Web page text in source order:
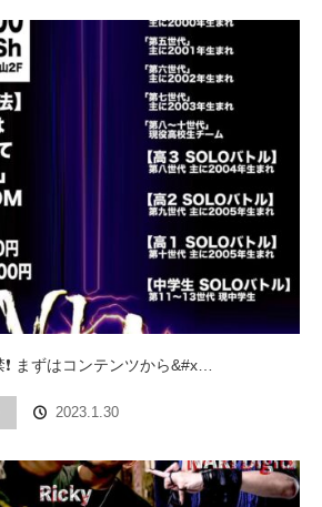
まずはコンテンツから&#x…
2023.1.30